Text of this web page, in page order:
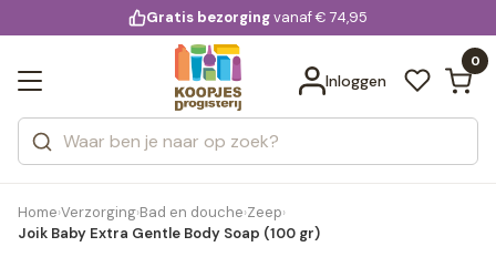
voor 20:00 uur besteld
Gratis bezorgingvanaf € 74,95
Inloggen
0
Zoeken
Categorieën
Merken
Bekijk alle resultaten
Home›Verzorging›Bad en douche›Zeep›
Joik Baby Extra Gentle Body Soap (100 gr)